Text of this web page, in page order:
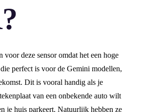
voor deze sensor omdat het een hoge
perfect is voor de Gemini modellen,
Dit is vooral handig als je
van een onbekende auto wilt
je huis parkeert. Natuurlijk hebben ze